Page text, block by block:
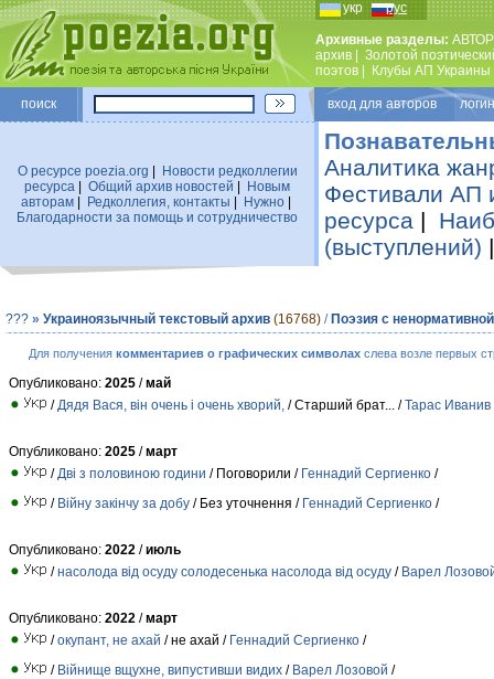
укр рус
Архивные разделы:
архив
Золотой
поэтов
Клубы АП Украины
поиск вход для авторов
О ресурсе poezia.org
Новости редколлегии
ресурса
Общий архив новостей
Новым
авторам| Редколлегия, контакты Нужно|
Благодарности за помощь и сотрудничество
Аналитика
Фестивали АП
ресурса |
(выступлений)
??? » Украиноязычный текстовый архив (16768) / Поэзия с
Для получения комментариев о графических символахслева возле первых
Опубликовано: 2025 /май
/ Дядя Вася, він очень і очень хворий, / Старший брат... /Тарас Иванив
Опубликовано: 2025 /март
/ Дві з половиною години / Поговорили / Геннадий Сергиенко /
/ Війну закінчу за добу / Без уточнення / Геннадий Сергиенко /
Опубликовано: 2022 /июль
/насолода від осуду солодесенька насолода від осуду / Варел
Опубликовано: 2022 /март
/окупант, не ахай / не ахай / Геннадий Сергиенко /
/ Війнище вщухне, випустивши видих / Варел Лозовой /